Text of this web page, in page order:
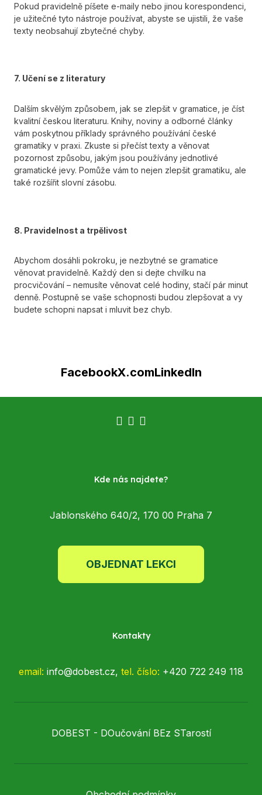
Pokud pravidelně píšete e-maily nebo jinou korespondenci,
je užitečné tyto nástroje používat, abyste se ujistili, že vaše
texty neobsahují zbytečné chyby.
7. Učení se z literatury
Dalším skvělým způsobem, jak se zlepšit v gramatice, je číst
kvalitní českou literaturu. Knihy, noviny a odborné články
vám poskytnou příklady správného používání české
gramatiky v praxi. Zkuste si přečíst texty a věnovat
pozornost způsobu, jakým jsou používány jednotlivé
gramatické jevy. Pomůže vám to nejen zlepšit gramatiku, ale
také rozšířit slovní zásobu.
8. Pravidelnost a trpělivost
Abychom dosáhli pokroku, je nezbytné se gramatice
věnovat pravidelně. Každý den si dejte chvilku na
procvičování – nemusíte věnovat celé hodiny, stačí pár minut
denně. Postupně se vaše schopnosti budou zlepšovat a vy
budete schopni napsat i mluvit bez chyb.
FacebookX.comLinkedIn
Kde nás najdete?
Jablonského 640/2, 170 00 Praha 7
OBJEDNAT LEKCI
Kontakty
email: info@dobest.cz, tel. číslo: +420 722 249 118
DOBEST - DOučování BEz STarostí